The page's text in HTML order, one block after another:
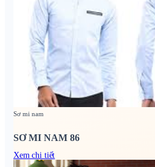
Sơ mi nam
SƠ MI NAM 86
Xem chi tiết